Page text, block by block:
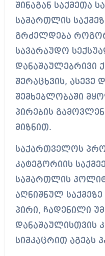
შინაგან საქმეთა
სამართლის
გრძელდება
სავარაუდო
დანაშაულებრივი
შერაცხვის, ასევე
შემხებლობაში
პირების
მიზნით.
საქართველოს
კატეგორიის
სამართლის
აღნიშნულ
პირი, ჩადენილი
დანაშაულისთვის
სიმკაცრით აგებს